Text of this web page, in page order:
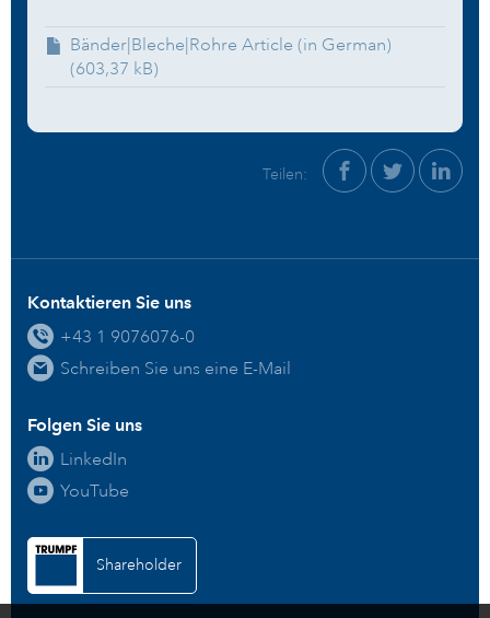
Bänder|Bleche|Rohre Article (in German)
(603,37 kB)
Teilen:
Kontaktieren Sie uns
+43 1 9076076-0
Schreiben Sie uns eine E-Mail
Folgen Sie uns
LinkedIn
YouTube
Shareholder